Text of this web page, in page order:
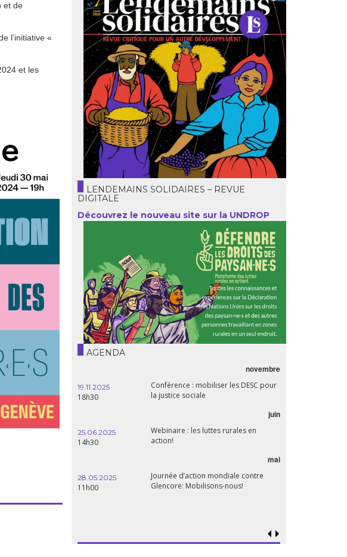
et de
l’initiative «
et les
LENDEMAINS SOLIDAIRES – REVUE
DIGITALE
Découvrez le nouveau site sur la UNDROP
AGENDA
novembre
19.11.2025
18h30
Conférence : mobiliser les DESC pour
la justice sociale
juin
25.06.2025
14h30
Webinaire : les luttes rurales en
action!
mai
28.05.2025
11h00
Journée d’action mondiale contre
Glencore: Mobilisons-nous!